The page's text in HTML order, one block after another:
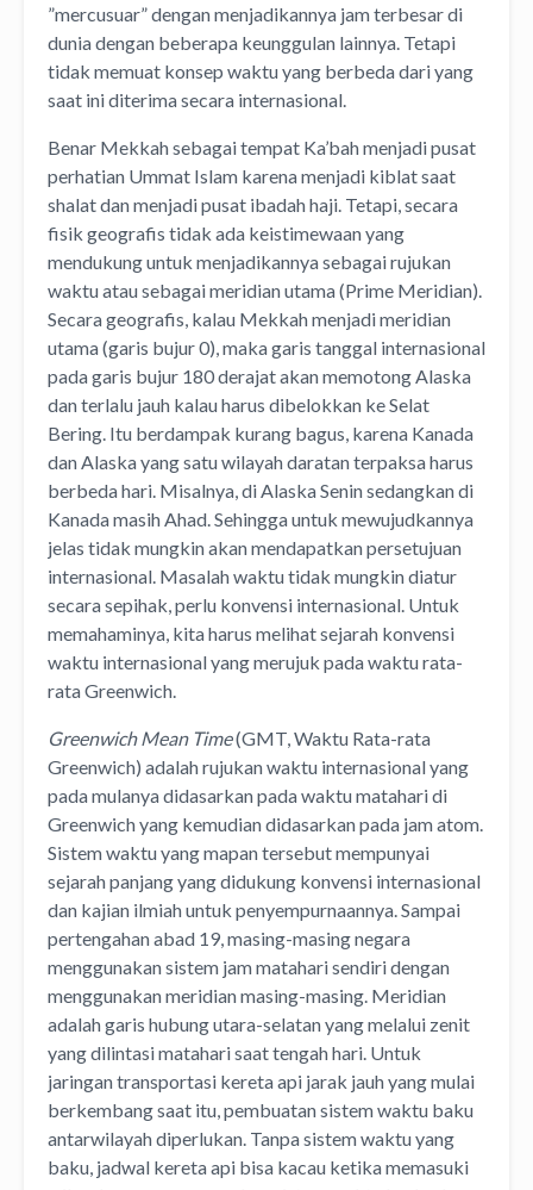
”mercusuar” dengan menjadikannya jam terbesar di
dunia dengan beberapa keunggulan lainnya. Tetapi
tidak memuat konsep waktu yang berbeda dari yang
saat ini diterima secara internasional.
Benar Mekkah sebagai tempat Ka’bah menjadi pusat
perhatian Ummat Islam karena menjadi kiblat saat
shalat dan menjadi pusat ibadah haji. Tetapi, secara
fisik geografis tidak ada keistimewaan yang
mendukung untuk menjadikannya sebagai rujukan
waktu atau sebagai meridian utama (Prime Meridian).
Secara geografis, kalau Mekkah menjadi meridian
utama (garis bujur 0), maka garis tanggal internasional
pada garis bujur 180 derajat akan memotong Alaska
dan terlalu jauh kalau harus dibelokkan ke Selat
Bering. Itu berdampak kurang bagus, karena Kanada
dan Alaska yang satu wilayah daratan terpaksa harus
berbeda hari. Misalnya, di Alaska Senin sedangkan di
Kanada masih Ahad. Sehingga untuk mewujudkannya
jelas tidak mungkin akan mendapatkan persetujuan
internasional. Masalah waktu tidak mungkin diatur
secara sepihak, perlu konvensi internasional. Untuk
memahaminya, kita harus melihat sejarah konvensi
waktu internasional yang merujuk pada waktu rata-
rata Greenwich.
Greenwich Mean Time(GMT, Waktu Rata-rata
Greenwich) adalah rujukan waktu internasional yang
pada mulanya didasarkan pada waktu matahari di
Greenwich yang kemudian didasarkan pada jam atom.
Sistem waktu yang mapan tersebut mempunyai
sejarah panjang yang didukung konvensi internasional
dan kajian ilmiah untuk penyempurnaannya. Sampai
pertengahan abad 19, masing-masing negara
menggunakan sistem jam matahari sendiri dengan
menggunakan meridian masing-masing. Meridian
adalah garis hubung utara-selatan yang melalui zenit
yang dilintasi matahari saat tengah hari. Untuk
jaringan transportasi kereta api jarak jauh yang mulai
berkembang saat itu, pembuatan sistem waktu baku
antarwilayah diperlukan. Tanpa sistem waktu yang
baku, jadwal kereta api bisa kacau ketika memasuki